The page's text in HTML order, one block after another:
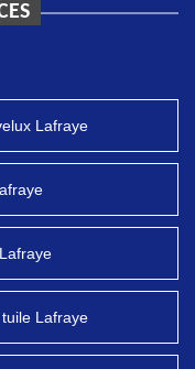
Lafraye
Lafraye